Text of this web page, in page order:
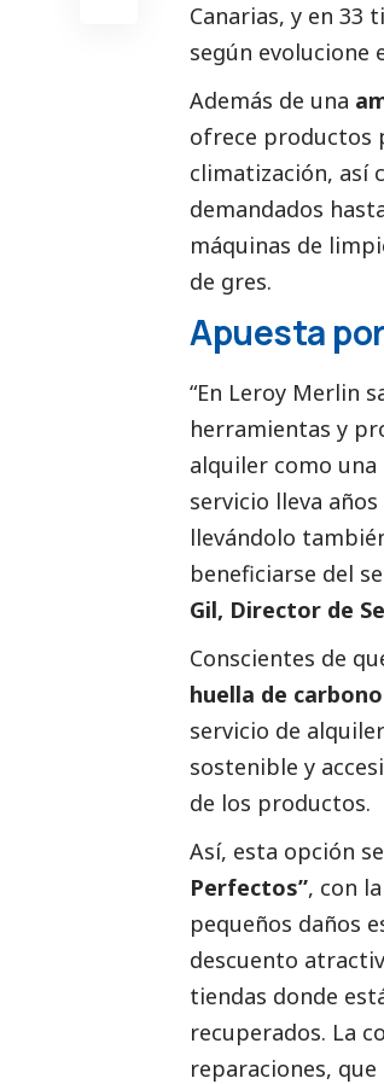
Canarias, y en 33
según evolucione
Además de una
ofrece productos
climatización, así
demandados
máquinas de
de gres.
Apuesta
“En Leroy Merlin
herramientas y
alquiler como una
servicio lleva
llevándolo
beneficiarse del
Gil, Director de
Conscientes de
huella de
servicio de
sostenible y
de los productos.
Así, esta opción
Perfectos”, con
pequeños daños
descuento
tiendas donde
recuperados. La
reparaciones,